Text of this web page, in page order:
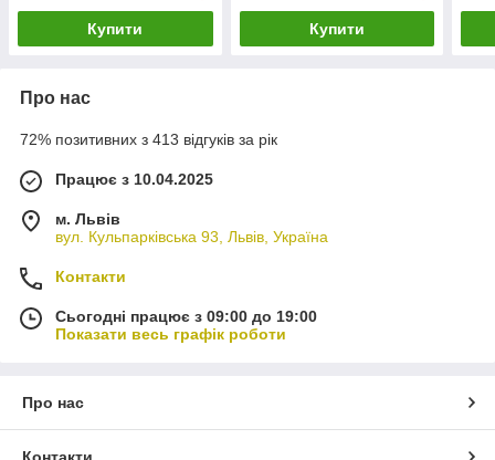
Купити Купити
Про нас
72% позитивних з 413 відгуків за рік
Працює з 10.04.2025
м. Львів
вул. Кульпарківська 93, Львів, Україна
Контакти
Сьогодні працює з 09:00 до 19:00
Показати весь графік роботи
Про нас